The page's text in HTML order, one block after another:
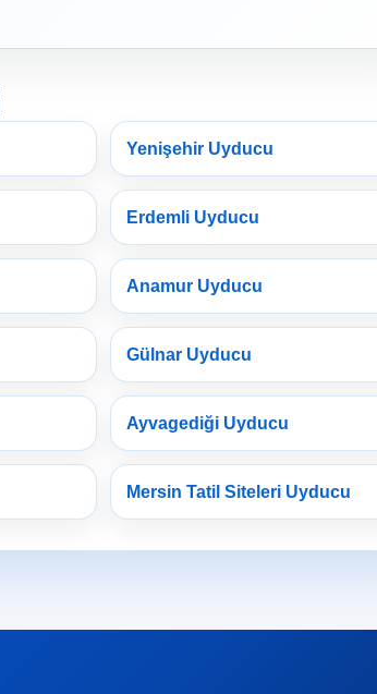
Yenişehir Uyducu
Erdemli Uyducu
Anamur Uyducu
Gülnar Uyducu
Ayvagediği Uyducu
Mersin Tatil Siteleri Uyducu